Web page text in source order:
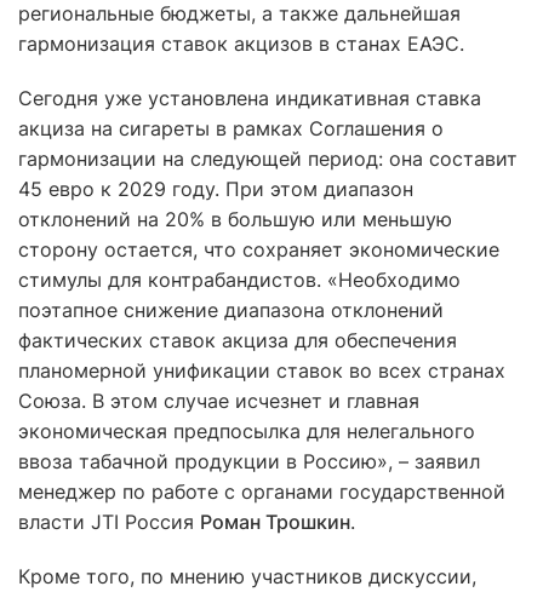
региональные бюджеты, а также дальнейшая
гармонизация ставок акцизов в станах ЕАЭС.
Сегодня уже установлена индикативная ставка
акциза на сигареты в рамках Соглашения о
гармонизации на следующей период: она составит
45 евро к 2029 году. При этом диапазон
отклонений на 20% в большую или меньшую
сторону остается, что сохраняет экономические
стимулы для контрабандистов. «Необходимо
поэтапное снижение диапазона отклонений
фактических ставок акциза для обеспечения
планомерной унификации ставок во всех странах
Союза. В этом случае исчезнет и главная
экономическая предпосылка для нелегального
ввоза табачной продукции в Россию», – заявил
менеджер по работе с органами государственной
власти JTI Россия Роман Трошкин.
Кроме того, по мнению участников дискуссии,